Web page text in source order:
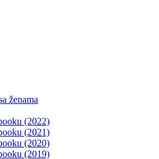
ženama
(2022)
(2021)
(2020)
(2019)